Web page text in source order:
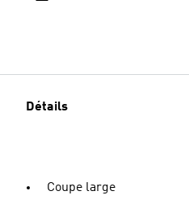
Détails
Coupe large